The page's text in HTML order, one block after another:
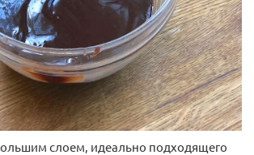
слоем, идеально подходящего